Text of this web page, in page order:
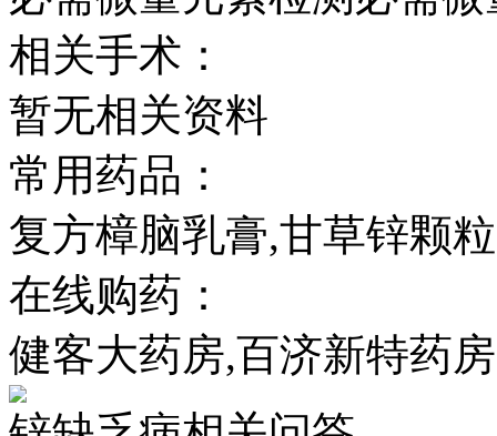
相关手术：
暂无相关资料
常用药品：
复方樟脑乳膏,甘草锌颗
在线购药：
健客大药房,百济新特药